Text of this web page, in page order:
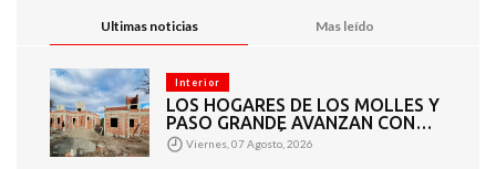
Ultimas noticias Mas leído
Interior
LOS HOGARES DE LOS MOLLES Y
PASO GRANDE AVANZAN CON
MAMPOSTERÍA E
INSTALACIONES
Viernes, 07 Agosto, 2026